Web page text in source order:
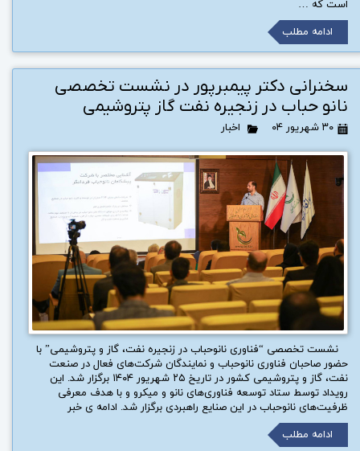
است که …
ادامه مطلب
سخنرانی دکتر پیمبرپور در نشست تخصصی
نانو حباب در زنجیره نفت گاز پتروشیمی
۳۰ شهریور ۰۴ اخبار
نشست تخصصی “فناوری نانوحباب در زنجیره نفت، گاز و پتروشیمی” با
حضور صاحبان فناوری نانوحباب و نمایندگان شرکت‌های فعال در صنعت
نفت، گاز و پتروشیمی کشور در تاریخ ۲۵ شهریور ۱۴۰۴ برگزار شد. این
رویداد توسط ستاد توسعه فناوری‌های نانو و میکرو و با هدف معرفی
ظرفیت‌های نانوحباب در این صنایع راهبردی برگزار شد. ادامه ی خبر
ادامه مطلب